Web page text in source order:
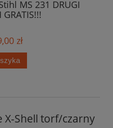
MS 231 DRUGI
GRATIS!!!
zł
X-Shell torf/czarny